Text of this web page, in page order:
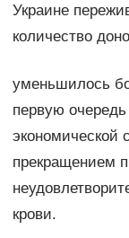
Украине
количество
уменьшилось
первую
экономической
прекращением
крови.